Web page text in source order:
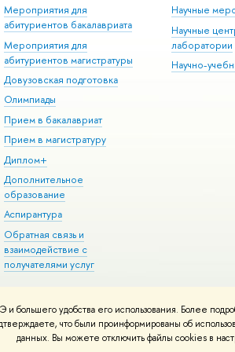
удобства его использования. Более
что были проинформированы об
данных. Вы можете отключить файлы cookies в
Мероприятия для
абитуриентов бакалавриата
Мероприятия для
абитуриентов магистратуры
Довузовская подготовка
Олимпиады
Прием в бакалавриат
Прием в магистратуру
Диплом+
Дополнительное
образование
Аспирантура
Обратная связь и
взаимодействие с
получателями услуг
Научные
Научные
лаборатории
Научно-
Условия использования материалов
вШколе дизайна НИУ ВШЭ